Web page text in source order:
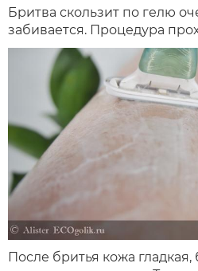
Бритва скользит по гелю
забивается. Процедура
После бритья кожа